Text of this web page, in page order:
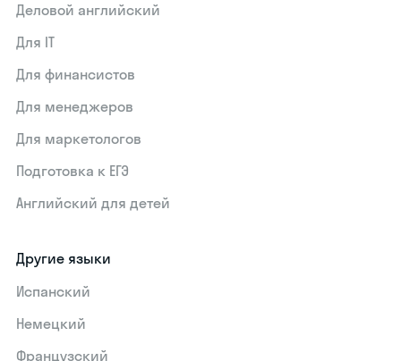
Деловой английский
Для IT
Для финансистов
Для менеджеров
Для маркетологов
Подготовка к ЕГЭ
Английский для детей
Другие языки
Испанский
Немецкий
Французский